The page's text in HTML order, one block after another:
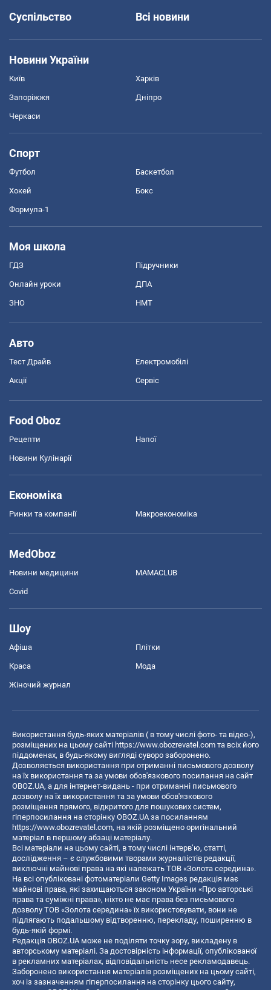
Суспільство
Всі новини
Новини України
Київ Харків
Запоріжжя Дніпро
Черкаси
Спорт
Футбол Баскетбол
Хокей Бокс
Формула-1
Моя школа
ГДЗ Підручники
Онлайн уроки ДПА
ЗНО НМТ
Авто
Тест Драйв Електромобілі
Акції Сервіс
Food Oboz
Рецепти Напої
Новини Кулінарії
Економіка
Ринки та компанії Макроекономіка
MedOboz
Новини медицини MAMACLUB
Covid
Шоу
Афіша Плітки
Краса Мода
Жіночий журнал
Використання будь-яких матеріалів ( в тому числі фото- та відео-),
розміщених на цьому сайті https://www.obozrevatel.com та всіх його
піддоменах, в будь-якому вигляді суворо заборонено.
Дозволяється використання при отриманні письмового дозволу
на їх використання та за умови обов'язкового посилання на сайт
OBOZ.UA, а для інтернет-видань - при отриманні письмового
дозволу на їх використання та за умови обов'язкового
розміщення прямого, відкритого для пошукових систем,
гіперпосилання на сторінку OBOZ.UA за посиланням
https://www.obozrevatel.com, на якій розміщено оригінальний
матеріал в першому абзаці матеріалу.
Всі матеріали на цьому сайті, в тому числі інтерв’ю, статті,
дослідження – є службовими творами журналістів редакції,
виключні майнові права на які належать ТОВ «Золота середина».
На всі опубліковані фотоматеріали Getty Images редакція має
майнові права, які захищаються законом України «Про авторські
права та суміжні права», ніхто не має права без письмового
дозволу ТОВ «Золота середина» їх використовувати, вони не
підлягають подальшому відтворенню, перекладу, поширенню в
будь-якій формі.
Редакція OBOZ.UA може не поділяти точку зору, викладену в
авторському матеріалі. За достовірність інформації, опублікованої
в рекламних матеріалах, відповідальність несе рекламодавець.
Заборонено використання матеріалів розміщених на цьому сайті,
хоч із зазначенням гіперпосилання на сторінку цього сайту,